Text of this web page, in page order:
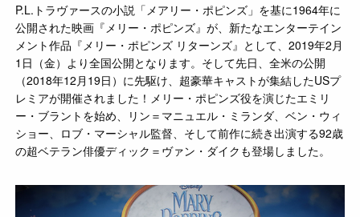
P.L.トラヴァースの小説「メアリー・ポピンズ」を基に1964年に
公開された映画『メリー・ポピンズ』が、新たなエンターテイン
メント作品『メリー・ポピンズ リターンズ』として、2019年2月
1日（金）より全国公開となります。そして先日、全米の公開
（2018年12月19日）に先駆け、超豪華キャストが集結したUSプ
レミアが開催されました！メリー・ポピンズ役を演じたエミリ
ー・ブラントを始め、リン＝マニュエル・ミランダ、ベン・ウィ
ショー、ロブ・マーシャル監督、そして前作に続き出演する92歳
の超ベテラン俳優ディック＝ヴァン・ダイクも登場しました。